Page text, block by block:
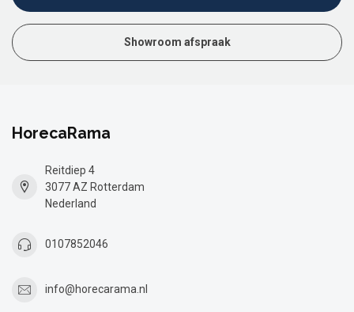
Showroom afspraak
HorecaRama
Reitdiep 4
3077 AZ Rotterdam
Nederland
0107852046
info@horecarama.nl